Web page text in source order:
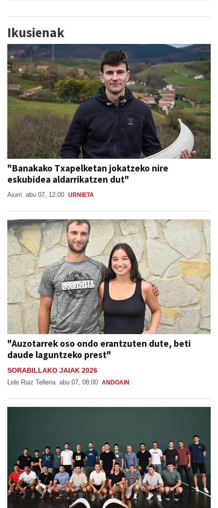
Ikusienak
"Banakako Txapelketan jokatzeko nire
eskubidea aldarrikatzen dut"
Aiurri abu 07, 12:00 URNIETA
"Auzotarrek oso ondo erantzuten dute, beti
daude laguntzeko prest"
SORABILLAKO JAIAK 2026
Lide Ruiz Telleria abu 07, 08:00 ANDOAIN